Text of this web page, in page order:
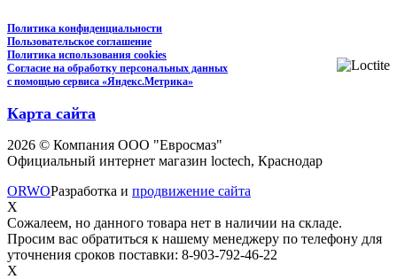
Политика конфиденциальности
Пользовательское соглашение
Политика использования cookies
Согласие на обработку персональных данных
с помощью сервиса «Яндекс.Метрика»
Карта сайта
2026 © Компания ООО "Евросмаз"
Официальный интернет магазин loctech, Краснодар
ORWOРазработка и продвижение сайта
X
Сожалеем, но данного товара нет в наличии на складе.
Просим вас обратиться к нашему менеджеру по телефону для
уточнения сроков поставки: 8-903-792-46-22
X